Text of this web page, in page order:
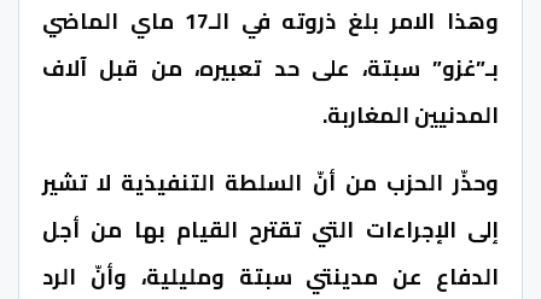
وهذا الامر بلغ ذروته في الـ17 ماي الماضي
بـ”غزو” سبتة، على حد تعبيره، من قبل آلاف
المدنيين المغاربة.
وحذّر الحزب من أنّ السلطة التنفيذية لا تشير
إلى الإجراءات التي تقترح القيام بها من أجل
الدفاع عن مدينتي سبتة ومليلية، وأنّ الرد